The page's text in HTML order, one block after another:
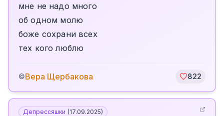
мне не надо много
об одном молю
боже сохрани всех
тех кого люблю
©Вера Щербакова 822
Депрессяшки (17.09.2025)